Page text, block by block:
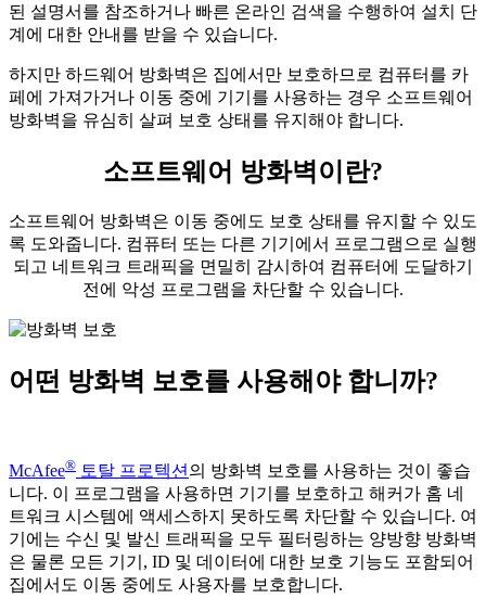
된 설명서를 참조하거나 빠른 온라인 검색을 수행하여 설치 단
계에 대한 안내를 받을 수 있습니다.
하지만 하드웨어 방화벽은 집에서만 보호하므로 컴퓨터를 카
페에 가져가거나 이동 중에 기기를 사용하는 경우 소프트웨어
방화벽을 유심히 살펴 보호 상태를 유지해야 합니다.
소프트웨어 방화벽이란?
소프트웨어 방화벽은 이동 중에도 보호 상태를 유지할 수 있도
록 도와줍니다. 컴퓨터 또는 다른 기기에서 프로그램으로 실행
되고 네트워크 트래픽을 면밀히 감시하여 컴퓨터에 도달하기
전에 악성 프로그램을 차단할 수 있습니다.
어떤 방화벽 보호를 사용해야 합니까?
McAfee® 토탈 프로텍션 의 방화벽 보호를 사용하는 것이 좋습
니다. 이 프로그램을 사용하면 기기를 보호하고 해커가 홈 네
트워크 시스템에 액세스하지 못하도록 차단할 수 있습니다. 여
기에는 수신 및 발신 트래픽을 모두 필터링하는 양방향 방화벽
은 물론 모든 기기, ID 및 데이터에 대한 보호 기능도 포함되어
집에서도 이동 중에도 사용자를 보호합니다.